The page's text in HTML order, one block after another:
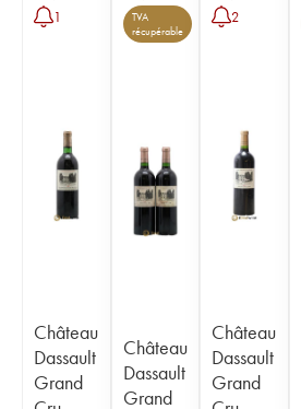
1
Château
Dassault
Grand
TVA
récupérable
Château
Dassault
Grand
2
Château
Dassault
Grand